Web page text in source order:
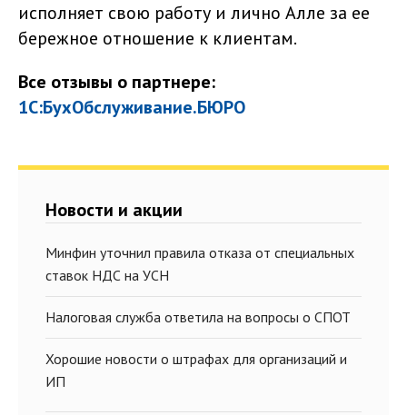
исполняет свою работу и лично Алле за ее
бережное отношение к клиентам.
Все отзывы о партнере:
1С:БухОбслуживание.БЮРО
Новости и акции
Минфин уточнил правила отказа от специальных
ставок НДС на УСН
Налоговая служба ответила на вопросы о СПОТ
Хорошие новости о штрафах для организаций и
ИП